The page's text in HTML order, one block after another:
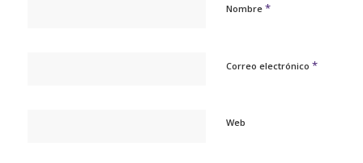
Nombre *
Correo electrónico *
Web